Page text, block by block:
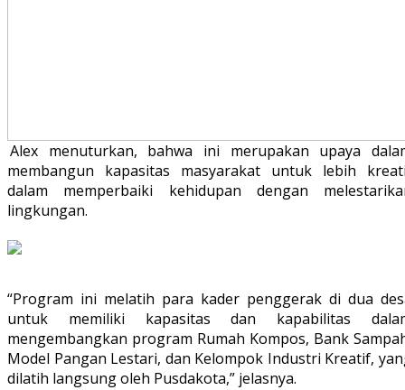
Alex menuturkan, bahwa ini merupakan upaya
membangun kapasitas masyarakat untuk lebih
dalam memperbaiki kehidupan dengan
lingkungan.
“Program ini melatih para kader penggerak di dua
untuk memiliki kapasitas dan kapabilitas
mengembangkan program Rumah Kompos, Bank
Model Pangan Lestari, dan Kelompok Industri Kreatif,
dilatih langsung oleh Pusdakota,” jelasnya.